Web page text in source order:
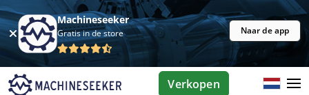
Machineseeker
Gratis in de store Naar de app
Verkopen